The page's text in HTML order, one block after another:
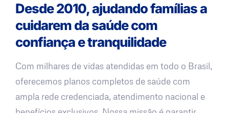
Desde 2010, ajudando famílias a
cuidarem da saúde com
confiança e tranquilidade
Com milhares de vidas atendidas em todo o Brasil,
oferecemos planos completos de saúde com
ampla rede credenciada, atendimento nacional e